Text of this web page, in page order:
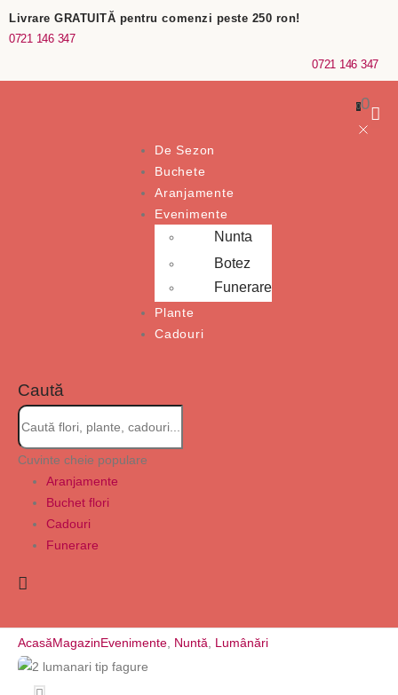
Livrare GRATUITĂ pentru comenzi peste 250 ron!
0721 146 347
0721 146 347
00
De Sezon
Buchete
Aranjamente
Evenimente
Nunta
Botez
Funerare
Plante
Cadouri
Caută
Cuvinte cheie populare
Aranjamente
Buchet flori
Cadouri
Funerare
AcasăMagazinEvenimente Nuntă Lumânări